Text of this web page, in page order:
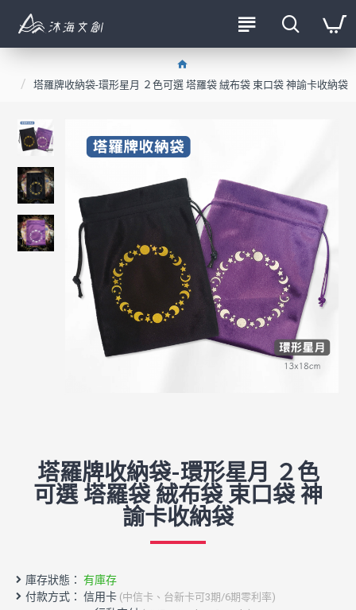
塔羅牌收納袋-環形星月 ２色可選 塔羅袋 絨布袋 束口袋 神諭卡收納袋
塔羅牌收納袋-環形星月 ２色
可選 塔羅袋 絨布袋 束口袋 神
諭卡收納袋
庫存狀態： 有庫存
付款方式： 信用卡 (中信卡、台新卡可3期/6期零利率)